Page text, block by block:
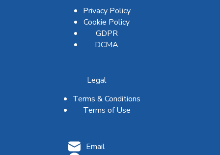
Privacy Policy
Cookie Policy
GDPR
DCMA
Legal
Terms & Conditions
Terms of Use
Email